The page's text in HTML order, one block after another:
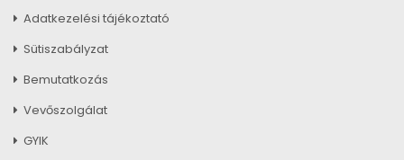
Adatkezelési tájékoztató
Sütiszabályzat
Bemutatkozás
Vevőszolgálat
GYIK